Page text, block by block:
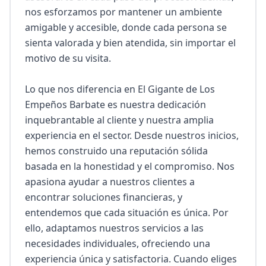
nos esforzamos por mantener un ambiente
amigable y accesible, donde cada persona se
sienta valorada y bien atendida, sin importar el
motivo de su visita.
Lo que nos diferencia en El Gigante de Los
Empeños Barbate es nuestra dedicación
inquebrantable al cliente y nuestra amplia
experiencia en el sector. Desde nuestros inicios,
hemos construido una reputación sólida
basada en la honestidad y el compromiso. Nos
apasiona ayudar a nuestros clientes a
encontrar soluciones financieras, y
entendemos que cada situación es única. Por
ello, adaptamos nuestros servicios a las
necesidades individuales, ofreciendo una
experiencia única y satisfactoria. Cuando eliges